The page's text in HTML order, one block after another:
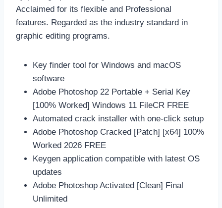
Acclaimed for its flexible and Professional
features. Regarded as the industry standard in
graphic editing programs.
Key finder tool for Windows and macOS
software
Adobe Photoshop 22 Portable + Serial Key
[100% Worked] Windows 11 FileCR FREE
Automated crack installer with one-click setup
Adobe Photoshop Cracked [Patch] [x64] 100%
Worked 2026 FREE
Keygen application compatible with latest OS
updates
Adobe Photoshop Activated [Clean] Final
Unlimited